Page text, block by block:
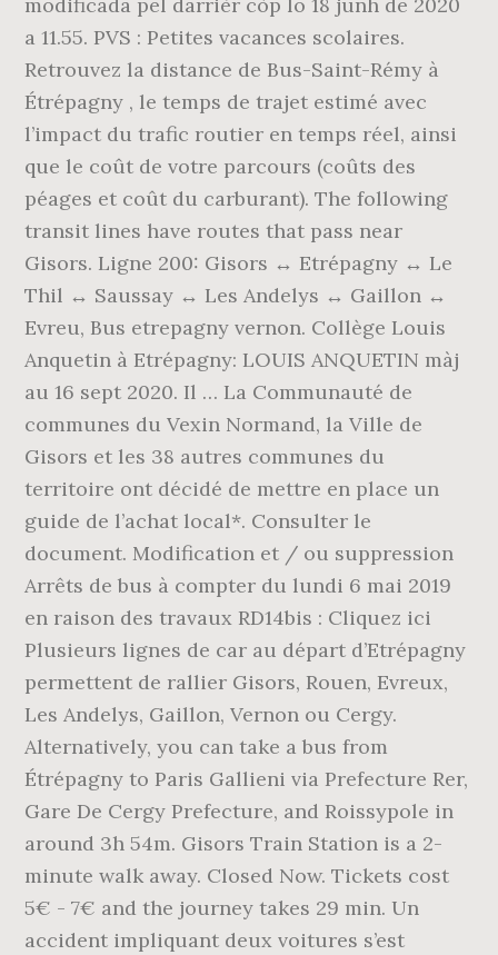
a 11.55. PVS : Petites vacances scolaires.
Retrouvez la distance de Bus-Saint-Rémy à
Étrépagny , le temps de trajet estimé avec
l’impact du trafic routier en temps réel, ainsi
que le coût de votre parcours (coûts des
péages et coût du carburant). The following
transit lines have routes that pass near
Gisors. Ligne 200: Gisors ↔ Etrépagny ↔ Le
Thil ↔ Saussay ↔ Les Andelys ↔ Gaillon ↔
Evreu, Bus etrepagny vernon. Collège Louis
Anquetin à Etrépagny: LOUIS ANQUETIN màj
au 16 sept 2020. Il … La Communauté de
communes du Vexin Normand, la Ville de
Gisors et les 38 autres communes du
territoire ont décidé de mettre en place un
guide de l’achat local*. Consulter le
document. Modification et / ou suppression
Arrêts de bus à compter du lundi 6 mai 2019
en raison des travaux RD14bis : Cliquez ici
Plusieurs lignes de car au départ d’Etrépagny
permettent de rallier Gisors, Rouen, Evreux,
Les Andelys, Gaillon, Vernon ou Cergy.
Alternatively, you can take a bus from
Étrépagny to Paris Gallieni via Prefecture Rer,
Gare De Cergy Prefecture, and Roissypole in
around 3h 54m. Gisors Train Station is a 2-
minute walk away. Closed Now. Tickets cost
5€ - 7€ and the journey takes 29 min. Un
accident impliquant deux voitures s’est